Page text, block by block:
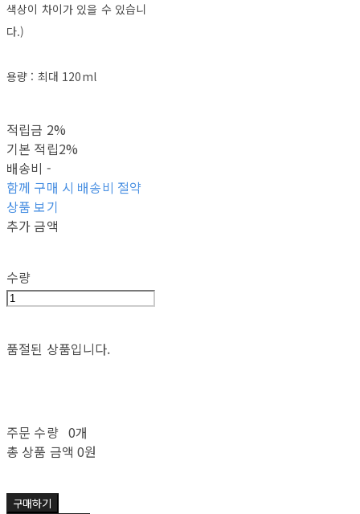
색상이 차이가 있을 수 있습니
다.)
용량 : 최대 120ml
적립금 2%
기본 적립2%
배송비 -
함께 구매 시 배송비 절약
상품 보기
추가 금액
수량
품절된 상품입니다.
주문 수량 0개
총 상품 금액 0원
구매하기